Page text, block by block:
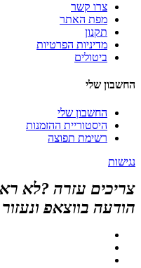
צרו קשר
מפת האתר
תקנון
מדיניות הפרטיות
ביטולים
החשבון שלי
החשבון שלי
היסטוריית ההזמנות
רשימת תפוצה
נגישות
צריכים עזרה ?לא
הודעה בווצאפ ונעזור לכם